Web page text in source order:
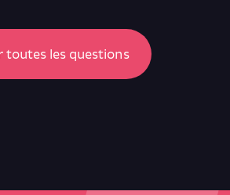
toutes les questions